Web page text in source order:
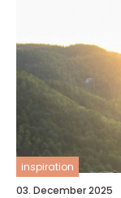
inspiration
03. December 2025